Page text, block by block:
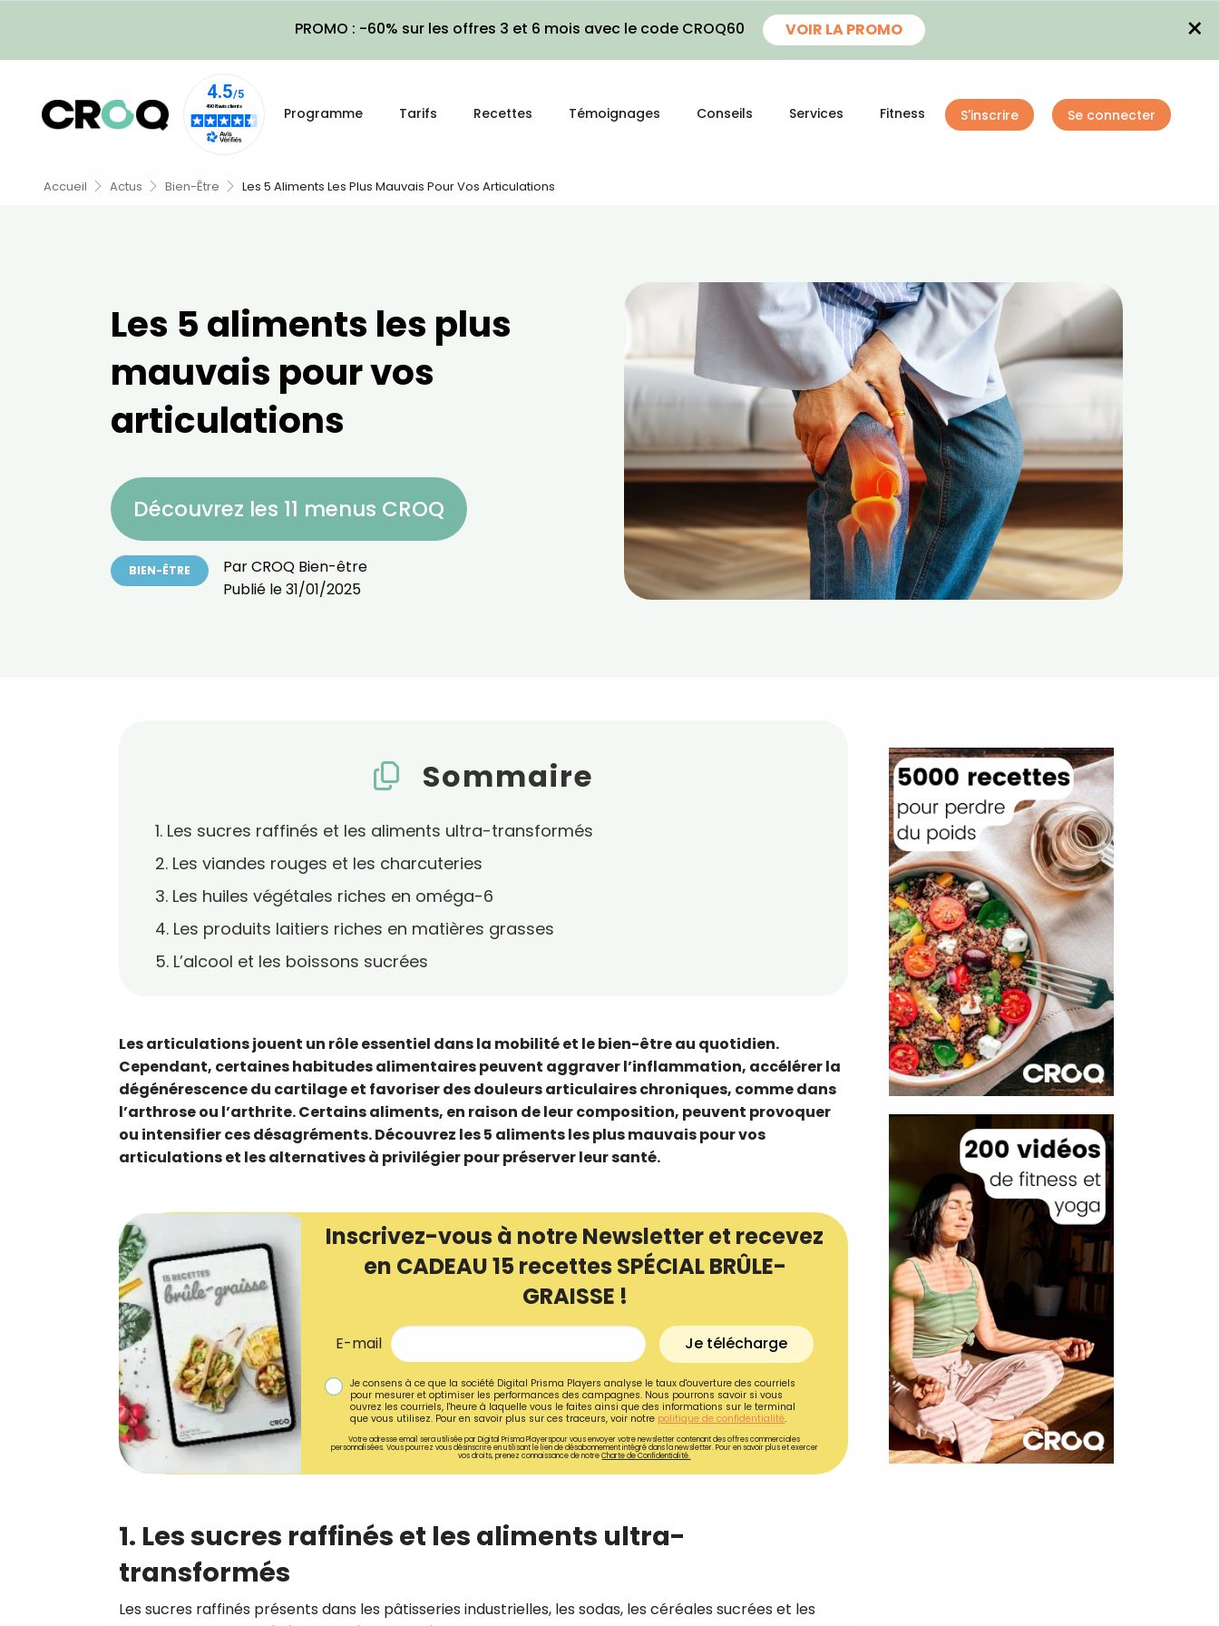
PROMO : -60% sur les offres 3 et 6 mois avec le code CROQ60 VOIR LA PROMO ×
Programme Tarifs Recettes Témoignages Conseils Services Fitness S'inscrire Se connecter
Accueil Actus Bien-Être Les 5 Aliments Les Plus Mauvais Pour Vos Articulations
Les 5 aliments les plus
mauvais pour vos
articulations
Découvrez les 11 menus CROQ
BIEN-ÊTRE ParCROQ Bien-être
Publié le31/01/2025
Sommaire
1. Les sucres raffinés et les aliments ultra-transformés
2. Les viandes rouges et les charcuteries
3. Les huiles végétales riches en oméga-6
4. Les produits laitiers riches en matières grasses
5. L’alcool et les boissons sucrées
Les articulations jouent un rôle essentiel dans la mobilité et le bien-être au quotidien.
Cependant, certaines habitudes alimentaires peuvent aggraver l’inflammation, accélérer la
dégénérescence du cartilage et favoriser des douleurs articulaires chroniques, comme dans
l’arthrose ou l’arthrite. Certains aliments, en raison de leur composition, peuvent provoquer
ou intensifier ces désagréments. Découvrez les 5 aliments les plus mauvais pour vos
articulations et les alternatives à privilégier pour préserver leur santé.
Inscrivez-vous à notre Newsletter et recevez
en CADEAU 15 recettes SPÉCIAL BRÛLE-
GRAISSE !
E-mail Je télécharge
Je consens à ce que la société Digital Prisma Players analyse le taux d'ouverture des courriels
pour mesurer et optimiser les performances des campagnes. Nous pourrons savoir si vous
ouvrez les courriels, l'heure à laquelle vous le faites ainsi que des informations sur le terminal
que vous utilisez. Pour en savoir plus sur ces traceurs, voir notre politique de confidentialité.
Votre adresse email sera utilisée par Digital Prisma Playerspour vous envoyer votre newsletter contenant des offres commerciales
personnalisées. Vous pourrez vous désinscrire en utilisant le lien de désabonnement intégré dans la newsletter. Pour en savoir plus et exercer
vos droits, prenez connaissance de notreCharte de Confidentialité.
1. Les sucres raffinés et les aliments ultra-
transformés
Les sucres raffinés présents dans les pâtisseries industrielles, les sodas, les céréales sucrées et les
Recevez gratuitement 180
recettes inédites de CROQ
Ainsi que la newsletter promotionnelle de